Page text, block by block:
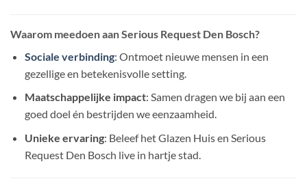
Waarom meedoen aan Serious Request Den Bosch?
Sociale verbinding: Ontmoet nieuwe mensen in een
gezellige en betekenisvolle setting.
Maatschappelijke impact: Samen dragen we bij aan een
goed doel én bestrijden we eenzaamheid.
Unieke ervaring: Beleef het Glazen Huis en Serious
Request Den Bosch live in hartje stad.